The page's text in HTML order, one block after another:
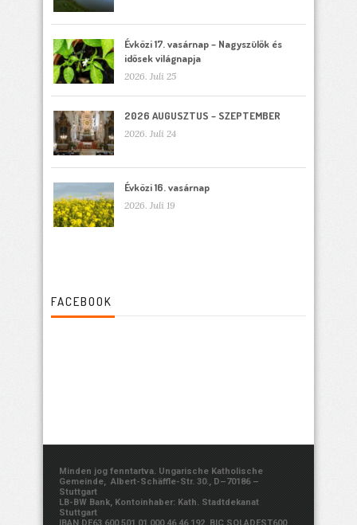
Évközi 17. vasárnap – Nagyszülők és
idősek világnapja
2026. Juli 25
2026 AUGUSZTUS – SZEPTEMBER
2026. Juli 24
Évközi 16. vasárnap
2026. Juli 19
FACEBOOK
Minden jog fenntartva. Ungarische Katholische
Gemeinde, Albert-Schäffle-Str. 30., D–70186 –
Stuttgart
LB-BW Bank, Kontoinhaber: Kath. Stadtdekanat
Stuttgart
IBAN DE63 600 501 01 000 46 46 192, BIC SOLADEST600